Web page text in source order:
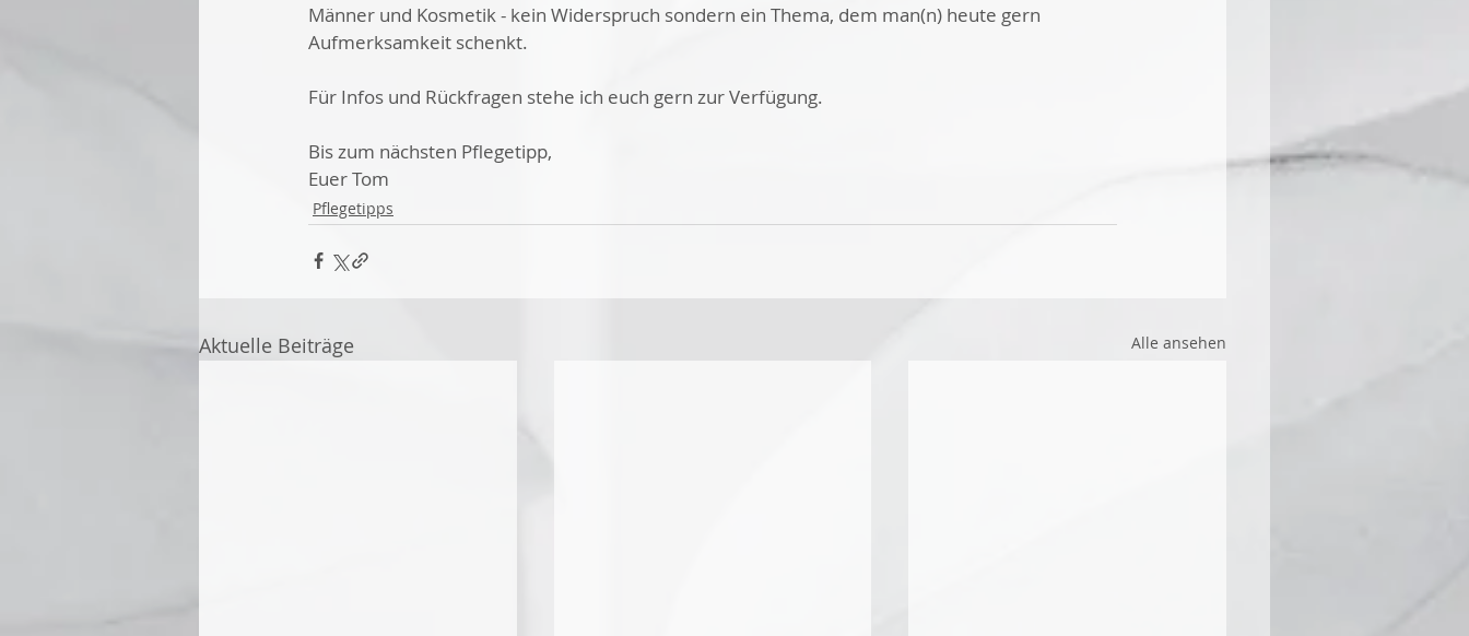
Männer und Kosmetik - kein Widerspruch sondern ein Thema, dem man(n) heute gern
Aufmerksamkeit schenkt.
Für Infos und Rückfragen stehe ich euch gern zur Verfügung.
Bis zum nächsten Pflegetipp,
Euer Tom
Pflegetipps
Aktuelle Beiträge Alle ansehen